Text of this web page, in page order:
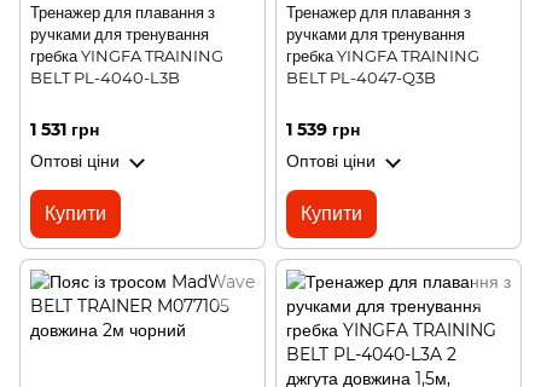
Тренажер для плавання з
ручками для тренування
гребка YINGFA TRAINING
BELT PL-4040-L3B
1 531 грн
Оптові ціни
Купити
Тренажер для плавання з
ручками для тренування
гребка YINGFA TRAINING
BELT PL-4047-Q3B
1 539 грн
Оптові ціни
Купити